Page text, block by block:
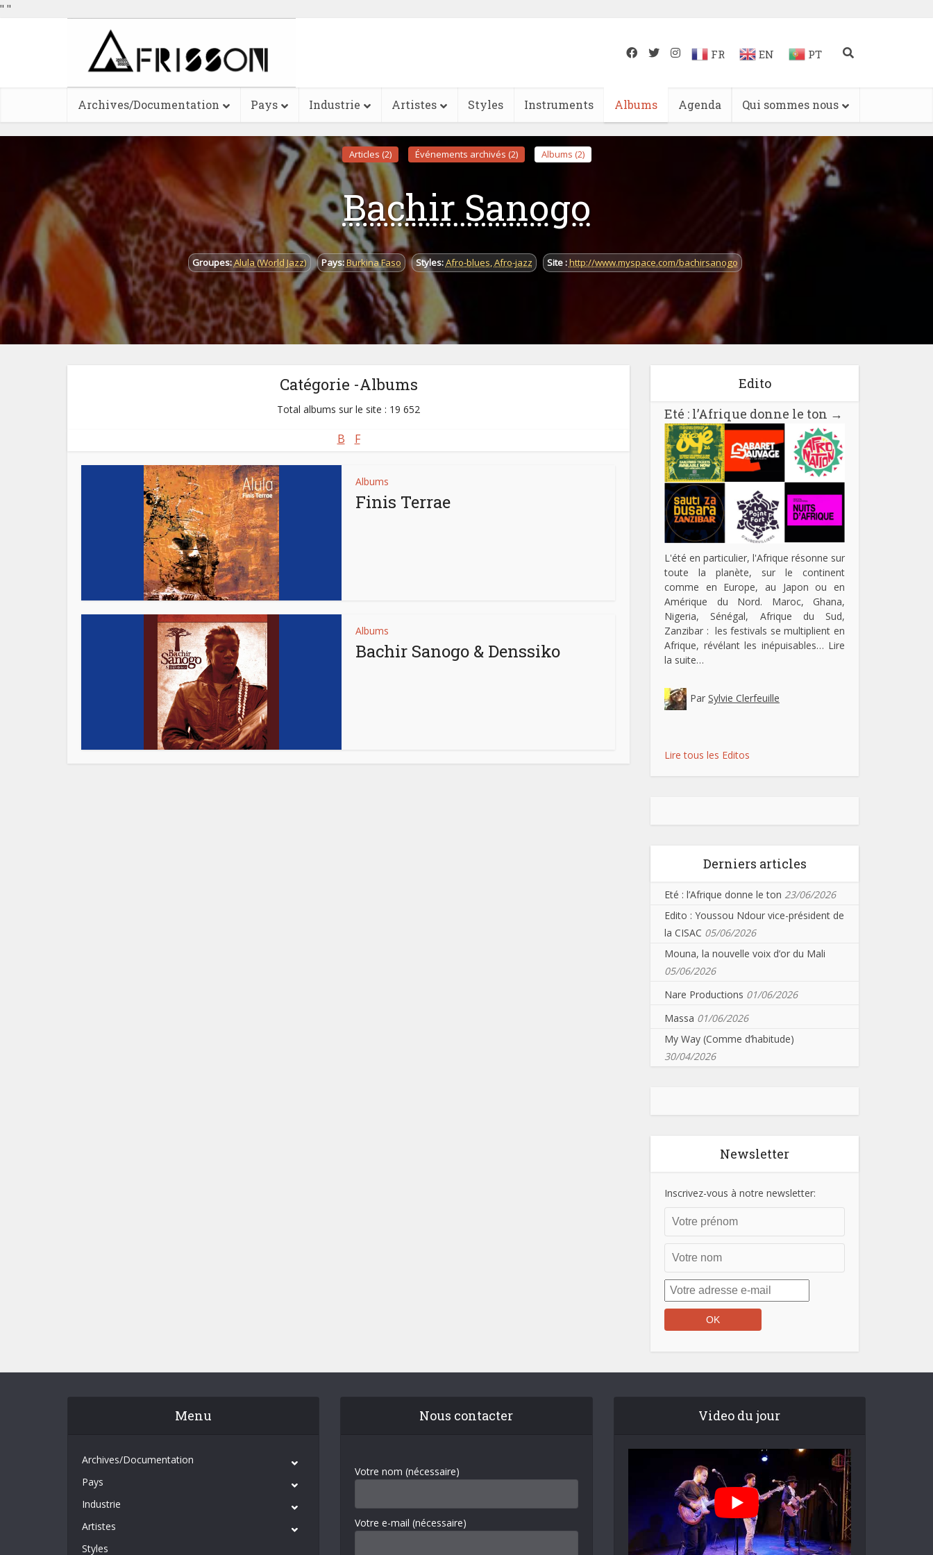
" "
FR EN PT
Archives/Documentation Pays Industrie Artistes Styles Instruments Albums Agenda Qui sommes nous
Articles (2) Événements archivés (2) Albums (2)
Bachir Sanogo
Groupes:Alula (World Jazz) Pays:Burkina Faso Styles:Afro-blues,Afro-jazz Site :http://www.myspace.com/bachirsanogo
Catégorie -Albums
Total albums sur le site : 19 652
B F
Albums
Finis Terrae
Albums
Bachir Sanogo & Denssiko
Edito
Eté : l’Afrique donne le ton →
L'été en particulier, l'Afrique résonne sur
toute la planète, sur le continent
comme en Europe, au Japon ou en
Amérique du Nord. Maroc, Ghana,
Nigeria, Sénégal, Afrique du Sud,
Zanzibar : les festivals se multiplient en
Afrique, révélant les inépuisables… Lire
la suite…
Par Sylvie Clerfeuille
Lire tous les Editos
Derniers articles
Eté : l’Afrique donne le ton 23/06/2026
Edito : Youssou Ndour vice-président de
la CISAC 05/06/2026
Mouna, la nouvelle voix d’or du Mali
05/06/2026
Nare Productions 01/06/2026
Massa 01/06/2026
My Way (Comme d’habitude)
30/04/2026
Newsletter
Inscrivez-vous à notre newsletter:
Menu
Archives/Documentation
Pays
Industrie
Artistes
Styles
Nous contacter
Votre nom (nécessaire)
Votre e-mail (nécessaire)
Video du jour